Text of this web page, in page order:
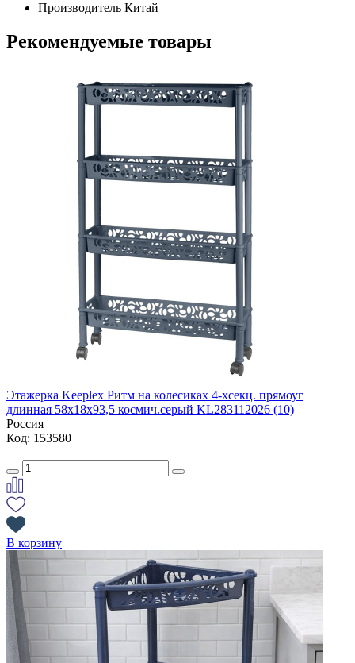
Производитель Китай
Рекомендуемые товары
Этажерка Keeplex Ритм на колесиках 4-хсекц. прямоуг
длинная 58х18х93,5 космич.серый KL283112026 (10)
Россия
Код: 153580
В корзину